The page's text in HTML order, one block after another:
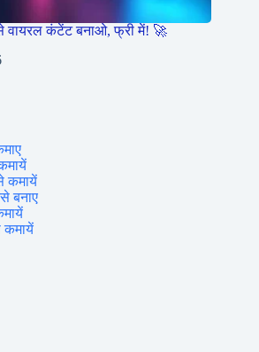
वायरल कंटेंट बनाओ, फ्री में! 🚀
कमायें
बनाए
कमायें